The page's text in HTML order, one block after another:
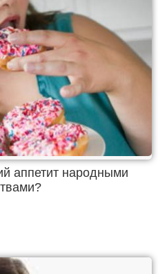
аппетит народными